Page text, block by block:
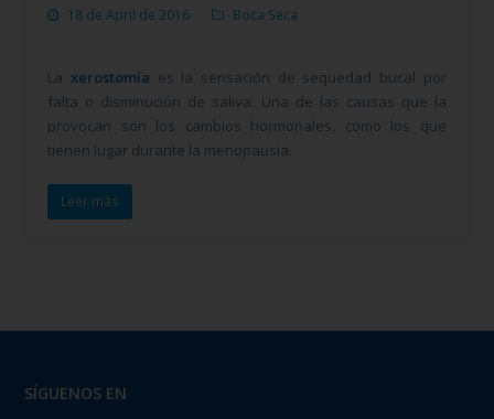
18 de April de 2016 Boca Seca
Laxerostomía es la sensación de sequedad bucal por
falta o disminución de saliva. Una de las causas que la
provocan son los cambios hormonales, como los que
tienen lugar durante la menopausia.
Leer más
SÍGUENOS EN